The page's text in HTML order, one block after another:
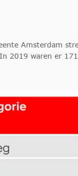
Amsterdam
2019 waren er